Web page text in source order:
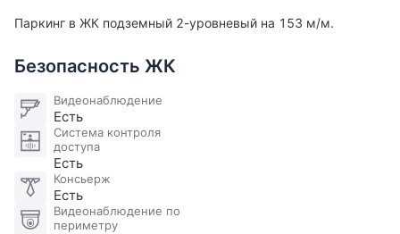
Паркинг в ЖК подземный 2-уровневый на 153 м/м.
Безопасность ЖК
Видеонаблюдение
Есть
Система контроля
доступа
Есть
Консьерж
Есть
Видеонаблюдение по
периметру